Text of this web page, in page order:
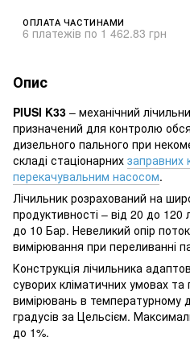
ОПЛАТА ЧАСТИНАМИ
6 платежів по 1 462.83 грн
Опис
PIUSI K33 – механічний
призначений для контролю
дизельного пального при
складі стаціонарних заправних
перекачувальним насосом.
Лічильник розрахований на
продуктивності – від 20 до
до 10 Бар. Невеликий опір
вимірювання при переливанні
Конструкція лічильника
суворих кліматичних умовах та
вимірювань в температурному
градусів за Цельсієм.
до 1%.